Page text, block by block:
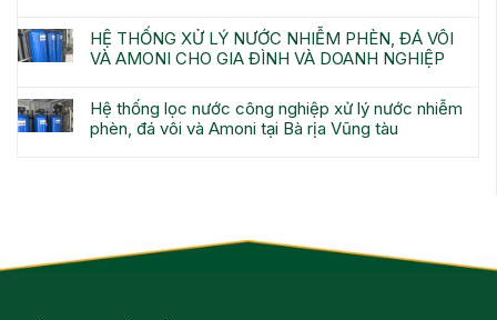
HỆ THỐNG XỬ LÝ NƯỚC NHIỄM PHÈN, ĐÁ VÔI
VÀ AMONI CHO GIA ĐÌNH VÀ DOANH NGHIỆP
Hệ thống lọc nước công nghiệp xử lý nước nhiễm
phèn, đá vôi và Amoni tại Bà rịa Vũng tàu